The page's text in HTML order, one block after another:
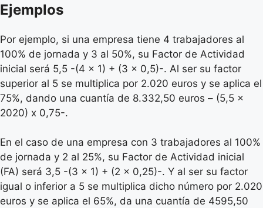
Ejemplos
Por ejemplo, si una empresa tiene 4 trabajadores al
100% de jornada y 3 al 50%, su Factor de Actividad
inicial será 5,5 -(4 x 1) + (3 x 0,5)-. Al ser su factor
superior al 5 se multiplica por 2.020 euros y se aplica el
75%, dando una cuantía de 8.332,50 euros – (5,5 x
2020) x 0,75-.
En el caso de una empresa con 3 trabajadores al 100%
de jornada y 2 al 25%, su Factor de Actividad inicial
(FA) será 3,5 -(3 x 1) + (2 x 0,25)-. Y al ser su factor
igual o inferior a 5 se multiplica dicho número por 2.020
euros y se aplica el 65%, da una cuantía de 4595,50